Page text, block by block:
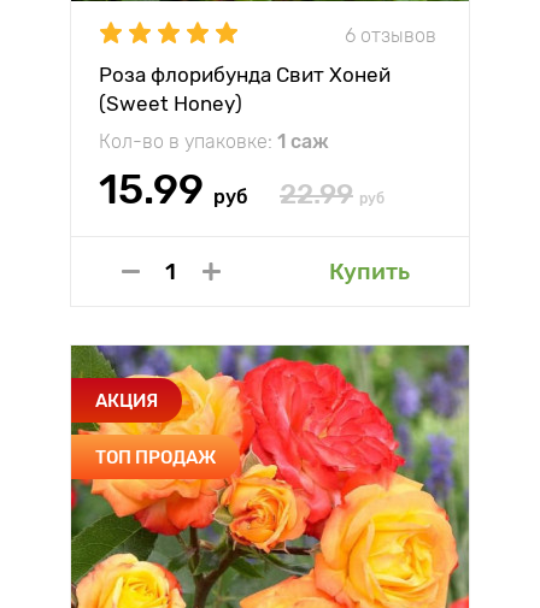
6 отзывов
Роза флорибунда Свит Хоней
(Sweet Honey)
Кол-во в упаковке: 1 саж
15.99 руб 22.99 руб
Купить
АКЦИЯ
ТОП ПРОДАЖ